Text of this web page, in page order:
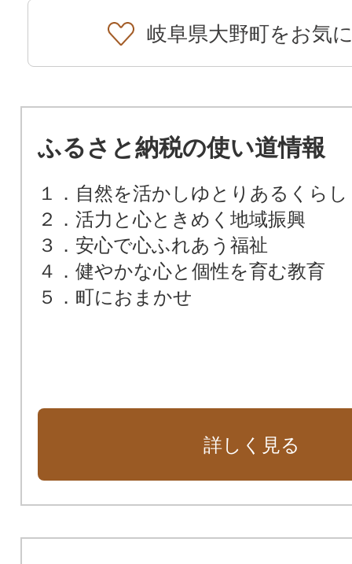
岐阜県大野町をお気
ふるさと納税の使い道情報
１．自然を活かしゆとりあるくらし
２．活力と心ときめく地域振興
３．安心で心ふれあう福祉
４．健やかな心と個性を育む教育
５．町におまかせ
詳しく見る